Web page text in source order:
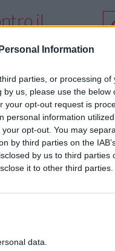
Information
parties, or processing of
us, please use the below
your opt-out request is
personal information
opt-out. You may
by third parties on the
by us to third parties
it to other third parties.
data.
il
una battaglia, ma la guerra
contro il ransomware,
per un periodo
una notevole capacità di
volte sotto nuove spoglie.
forze dell’ordine, ad
dei gruppi di criminali
ransomware-as-a-service.